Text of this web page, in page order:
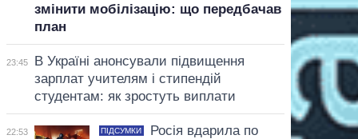
змінити мобілізацію: що передбачав
план
23:45
В Україні анонсували підвищення
зарплат учителям і стипендій
студентам: як зростуть виплати
22:53 ПІДСУМКИ
Росія вдарила по